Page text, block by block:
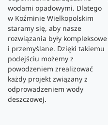
wodami opadowymi. Dlatego
w Koźminie Wielkopolskim
staramy się, aby nasze
rozwiązania były kompleksowe
i przemyślane. Dzięki takiemu
podejściu możemy z
powodzeniem zrealizować
każdy projekt związany z
odprowadzeniem wody
deszczowej.